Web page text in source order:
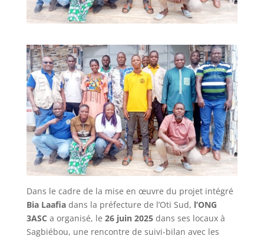
Dans le cadre de la mise en œuvre du projet intégré
Bia Laafiadans la préfecture de l’Oti Sud, l’ONG
3ASC a organisé, le 26 juin 2025dans ses locaux à
Sagbiébou, une rencontre de suivi-bilan avec les